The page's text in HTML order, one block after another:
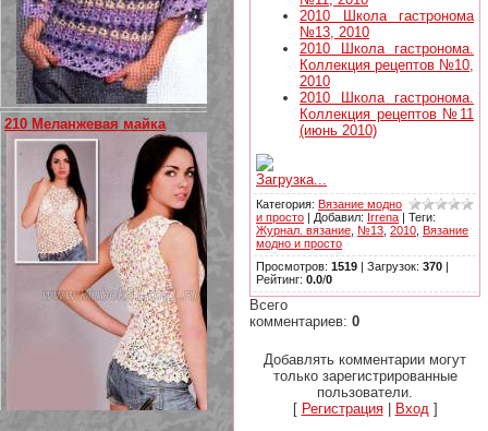
210 Меланжевая майка
2010 Школа гастронома
№13, 2010
2010 Школа гастронома.
Коллекция рецептов №10,
2010
2010 Школа гастронома.
Коллекция рецептов №11
(июнь 2010)
Загрузка...
Категория: Вязание модно
и просто | Добавил: Irrena | Теги:
Журнал. вязание №13 2010 Вязание
модно и просто
Просмотров: 1519 | Загрузок: 370 |
Рейтинг: 0.0/0
Всего
комментариев: 0
Добавлять комментарии могут
только зарегистрированные
пользователи.
[ Регистрация| Вход]